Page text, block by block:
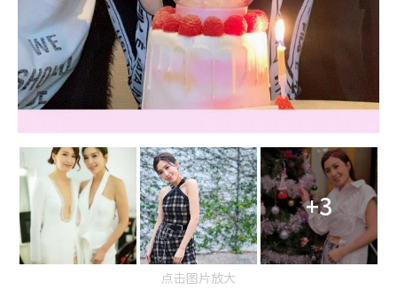
+3
点击图片放大